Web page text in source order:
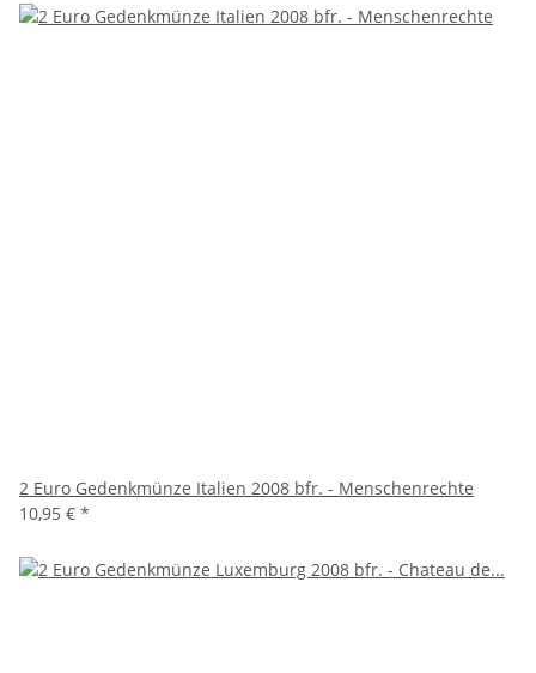
2 Euro Gedenkmünze Italien 2008 bfr. - Menschenrechte
10,95 € *